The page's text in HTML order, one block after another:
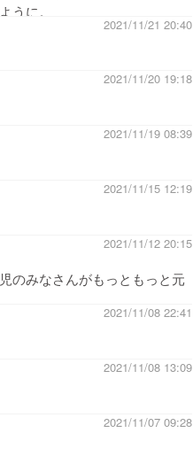
うに。
2021/11/21 20:40
2021/11/20 19:18
2021/11/19 08:39
2021/11/15 12:19
2021/11/12 20:15
のみなさんがもっともっと元
2021/11/08 22:41
2021/11/08 13:09
2021/11/07 09:28